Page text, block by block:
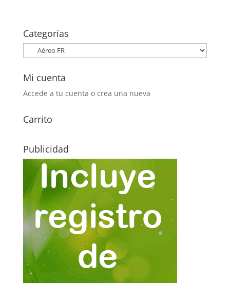
era:
1,10€.
es:
0,50€.
Categorías
Mi cuenta
Accede a tu cuenta o crea una nueva
Carrito
Publicidad